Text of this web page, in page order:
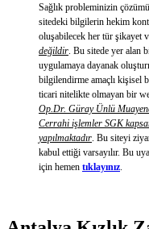
Sağlık probleminizin
sitedeki bilgilerin hekim
oluşabilecek her tür şikayet
değildir. Bu sitede yer alan
uygulamaya dayanak
bilgilendirme amaçlı kişisel
ticari nitelikte olmayan bir
Op.Dr. Güray Ünlü
Cerrahi işlemler SGK
yapılmaktadır. Bu siteyi
kabul ettiği varsayılır. Bu
için hemen tıklayınız.